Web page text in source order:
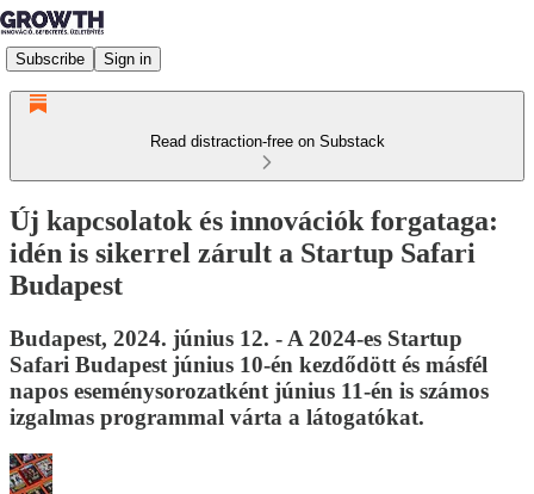
Subscribe Sign in
Read distraction-free on Substack
Új kapcsolatok és innovációk forgataga:
idén is sikerrel zárult a Startup Safari
Budapest
Budapest, 2024. június 12. - A 2024-es Startup
Safari Budapest június 10-én kezdődött és másfél
napos eseménysorozatként június 11-én is számos
izgalmas programmal várta a látogatókat.